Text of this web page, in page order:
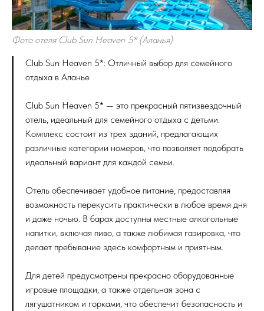
Фото отеля Club Sun Heaven 5* (Аланья)
Club Sun Heaven 5*: Отличный выбор для семейного
отдыха в Аланье
Club Sun Heaven 5* — это прекрасный пятизвездочный
отель, идеальный для семейного отдыха с детьми.
Комплекс состоит из трех зданий, предлагающих
различные категории номеров, что позволяет подобрать
идеальный вариант для каждой семьи.
Отель обеспечивает удобное питание, предоставляя
возможность перекусить практически в любое время дня
и даже ночью. В барах доступны местные алкогольные
напитки, включая пиво, а также любимая газировка, что
делает пребывание здесь комфортным и приятным.
Для детей предусмотрены прекрасно оборудованные
игровые площадки, а также отдельная зона с
лягушатником и горками, что обеспечит безопасность и